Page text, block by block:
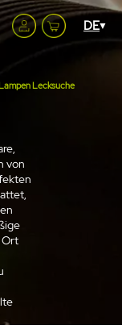
Lecksuche
von
Ort